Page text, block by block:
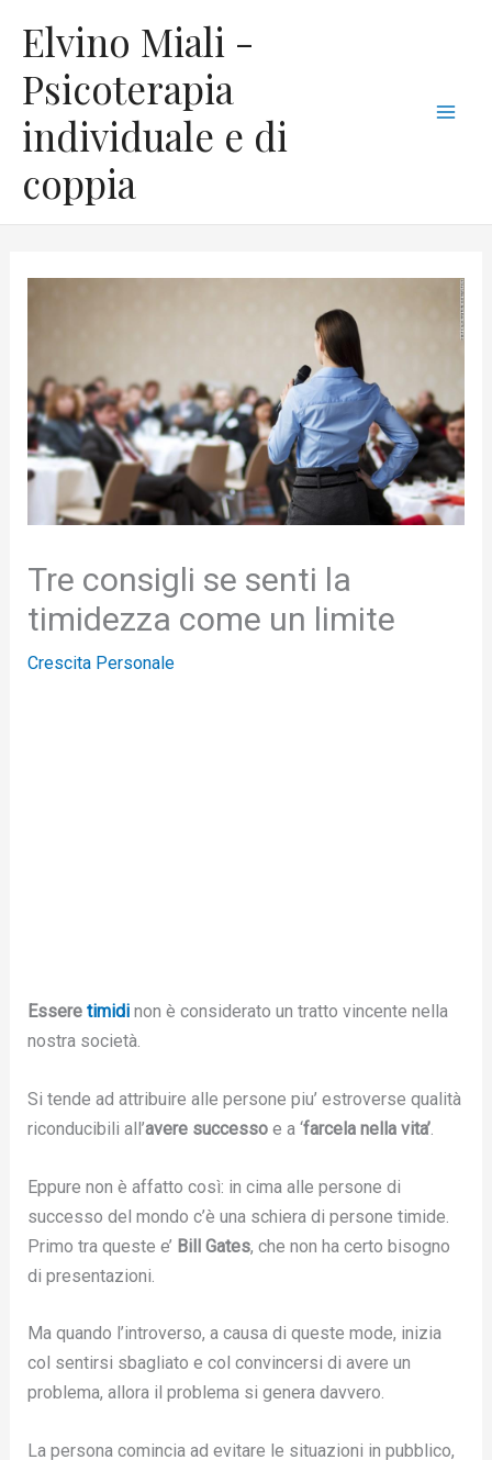
contenuto
Elvino Miali -
Psicoterapia
individuale e di
coppia
Tre consigli se senti la
timidezza come un limite
Crescita Personale
Essere timidinon è considerato un tratto vincente nella
nostra società.
Si tende ad attribuire alle persone piu’ estroverse qualità
riconducibili all’avere successoe a ‘farcela nella vita’.
Eppure non è affatto così: in cima alle persone di
successo del mondo c’è una schiera di persone timide.
Primo tra queste e’ Bill Gates, che non ha certo bisogno
di presentazioni.
Ma quando l’introverso, a causa di queste mode, inizia
col sentirsi sbagliato e col convincersi di avere un
problema, allora il problema si genera davvero.
La persona comincia ad evitare le situazioni in pubblico,
a
t
e
g
o
r